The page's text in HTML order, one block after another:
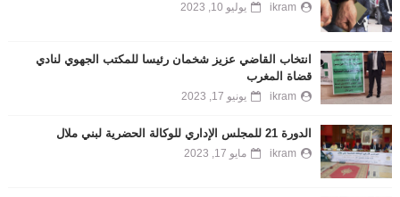
ikram يوليو 10, 2023
انتخاب القاضي عزيز شخمان رئيسا للمكتب الجهوي لنادي
قضاة المغرب
ikram يونيو 17, 2023
الدورة 21 للمجلس الإداري للوكالة الحضرية لبني ملال
ikram مايو 17, 2023